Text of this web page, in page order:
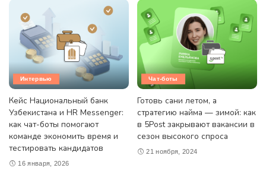
Интервью
Кейс Национальный банк
Узбекистана и HR Messenger:
как чат-боты помогают
команде экономить время и
тестировать кандидатов
16 января, 2026
Чат-боты
Готовь сани летом, а
стратегию найма — зимой: как
в 5Post закрывают вакансии в
сезон высокого спроса
21 ноября, 2024